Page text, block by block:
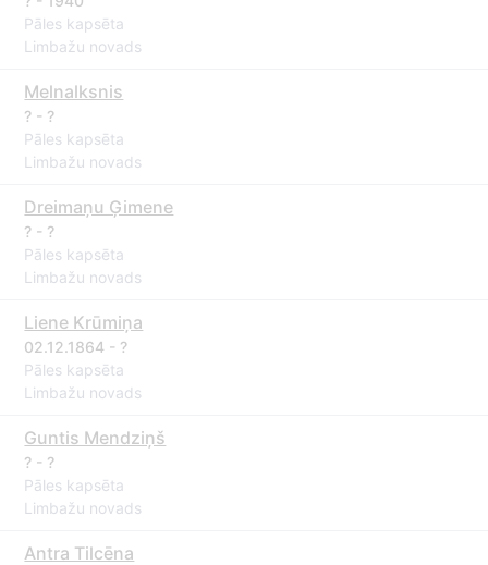
Pāles kapsēta
Limbažu novads
Melnalksnis
? - ?
Pāles kapsēta
Limbažu novads
Dreimaņu Ģimene
? - ?
Pāles kapsēta
Limbažu novads
Liene Krūmiņa
02.12.1864 - ?
Pāles kapsēta
Limbažu novads
Guntis Mendziņš
? - ?
Pāles kapsēta
Limbažu novads
Antra Tilcēna